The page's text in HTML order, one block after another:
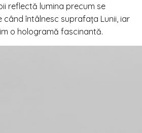
reflectă lumina precum se
când întâlnesc suprafața Lunii, iar
o hologramă fascinantă.